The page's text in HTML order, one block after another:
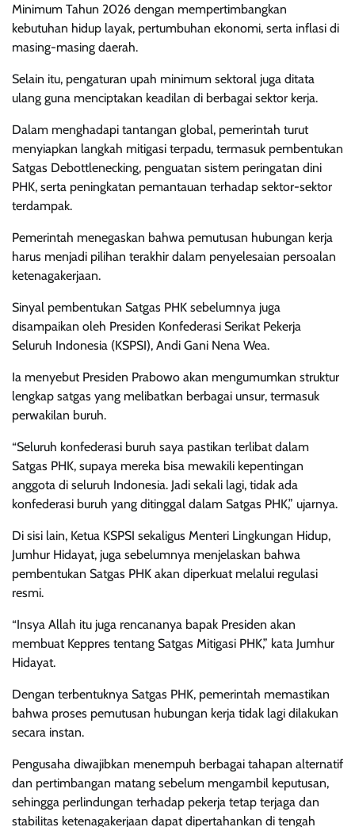
Minimum Tahun 2026 dengan mempertimbangkan
kebutuhan hidup layak, pertumbuhan ekonomi, serta inflasi di
masing-masing daerah.
Selain itu, pengaturan upah minimum sektoral juga ditata
ulang guna menciptakan keadilan di berbagai sektor kerja.
Dalam menghadapi tantangan global, pemerintah turut
menyiapkan langkah mitigasi terpadu, termasuk pembentukan
Satgas Debottlenecking, penguatan sistem peringatan dini
PHK, serta peningkatan pemantauan terhadap sektor-sektor
terdampak.
Pemerintah menegaskan bahwa pemutusan hubungan kerja
harus menjadi pilihan terakhir dalam penyelesaian persoalan
ketenagakerjaan.
Sinyal pembentukan Satgas PHK sebelumnya juga
disampaikan oleh Presiden Konfederasi Serikat Pekerja
Seluruh Indonesia (KSPSI), Andi Gani Nena Wea.
Ia menyebut Presiden Prabowo akan mengumumkan struktur
lengkap satgas yang melibatkan berbagai unsur, termasuk
perwakilan buruh.
“Seluruh konfederasi buruh saya pastikan terlibat dalam
Satgas PHK, supaya mereka bisa mewakili kepentingan
anggota di seluruh Indonesia. Jadi sekali lagi, tidak ada
konfederasi buruh yang ditinggal dalam Satgas PHK,” ujarnya.
Di sisi lain, Ketua KSPSI sekaligus Menteri Lingkungan Hidup,
Jumhur Hidayat, juga sebelumnya menjelaskan bahwa
pembentukan Satgas PHK akan diperkuat melalui regulasi
resmi.
“Insya Allah itu juga rencananya bapak Presiden akan
membuat Keppres tentang Satgas Mitigasi PHK,” kata Jumhur
Hidayat.
Dengan terbentuknya Satgas PHK, pemerintah memastikan
bahwa proses pemutusan hubungan kerja tidak lagi dilakukan
secara instan.
Pengusaha diwajibkan menempuh berbagai tahapan alternatif
dan pertimbangan matang sebelum mengambil keputusan,
sehingga perlindungan terhadap pekerja tetap terjaga dan
stabilitas ketenagakerjaan dapat dipertahankan di tengah